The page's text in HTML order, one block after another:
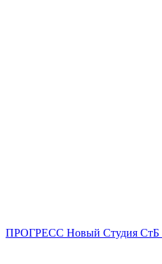
ПРОГРЕСС Новый Студия СтБ